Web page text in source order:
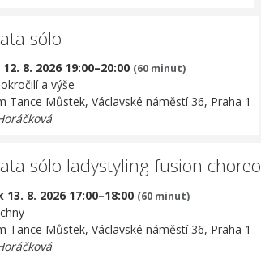
sólo
8. 2026 19:00–20:00 (60 minut)
a výše
Tance Můstek, Václavské náměstí 36, Praha 1
sólo ladystyling fusion choreo
8. 2026 17:00–18:00 (60 minut)
Tance Můstek, Václavské náměstí 36, Praha 1